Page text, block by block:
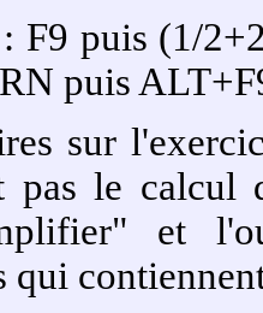
F9 puis (1/
puis
sur
pas le calcul
et
qui